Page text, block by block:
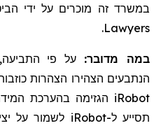
במשרד זה מוכרים על ידי
Lawyers
.
במה מדובר:על פי
הנתבעים הצהירו הצהרות
iRobot הגזימה בהערכת
תסייע ל-iRobot לשמור על